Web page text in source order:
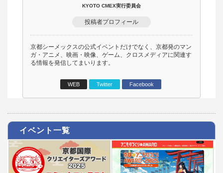
KYOTO CMEX実行委員会
投稿者プロフィール
京都シーメックスの公式イベントだけでなく、京都発のマン
ガ・アニメ、映画・映像、ゲーム、クロスメディアに関連す
る情報を発信してまいります。
WEB Twitter Facebook
イベント一覧